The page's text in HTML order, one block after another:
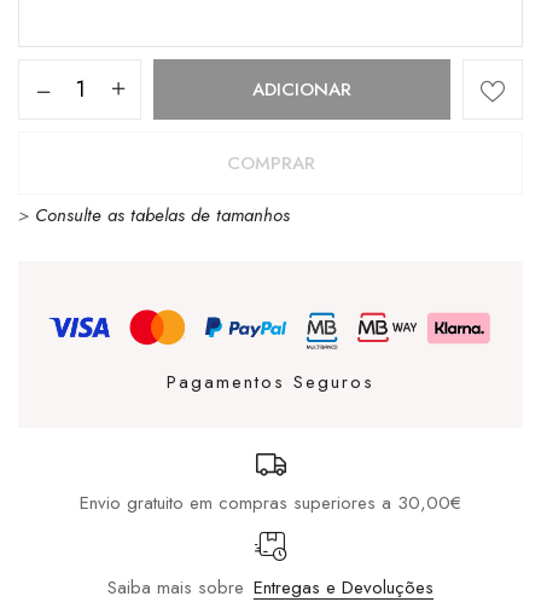
Quantidade
Outdoorsy
ADICIONAR
COMPRAR
> Consulte as tabelas de tamanhos
Pagamentos Seguros
Envio gratuito em compras superiores a 30,00€
Saiba mais sobre Entregas e Devoluções